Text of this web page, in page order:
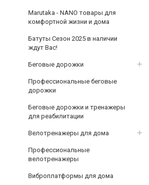
Marutaka - NANO товары для
комфортной жизни и дома
Батуты Сезон 2025 в наличии
ждут Вас!
Беговые дорожки
Профессиональные беговые
дорожки
Беговые дорожки и тренажеры
для реабилитации
Велотренажеры для дома
Профессиональные
велотренажеры
Виброплатформы для дома